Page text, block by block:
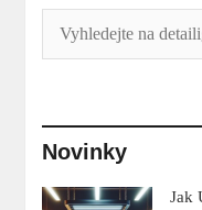
Novinky
Jak